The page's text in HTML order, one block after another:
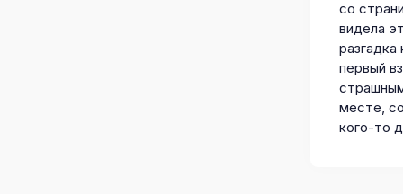
со
видела
первый
месте,
кого-то